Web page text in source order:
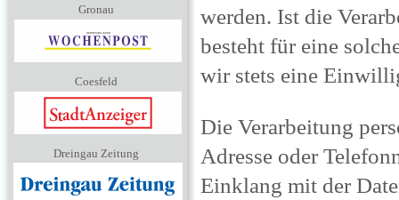
Gronau
Coesfeld
Dreingau Zeitung
werden. Ist die
besteht für eine
wir stets eine
Die Verarbeitung
Adresse oder
Einklang mit der